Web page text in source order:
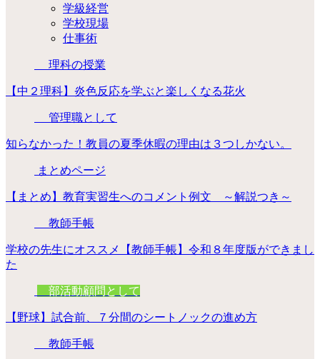
学級経営
学校現場
仕事術
理科の授業
【中２理科】炎色反応を学ぶと楽しくなる花火
管理職として
知らなかった！教員の夏季休暇の理由は３つしかない。
まとめページ
【まとめ】教育実習生へのコメント例文 ～解説つき～
教師手帳
学校の先生にオススメ【教師手帳】令和８年度版ができまし
た
部活動顧問として
【野球】試合前、７分間のシートノックの進め方
教師手帳